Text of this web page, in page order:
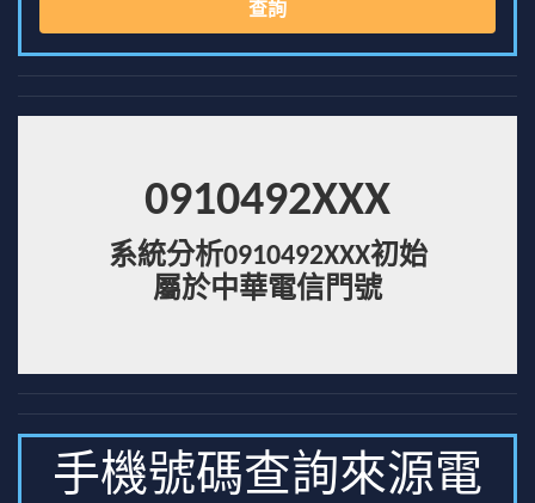
查詢
0910492XXX
系統分析0910492XXX初始
屬於中華電信門號
手機號碼查詢來源電